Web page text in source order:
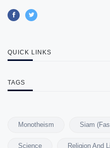
QUICK LINKS
TAGS
Monotheism Siam
Science Religion And